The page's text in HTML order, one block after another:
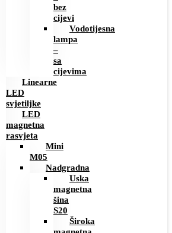
bez
cijevi
Vodotijesna
lampa
–
sa
cijevima
Linearne
LED
svjetiljke
LED
magnetna
rasvjeta
Mini
M05
Nadgradna
Uska
magnetna
šina
S20
Široka